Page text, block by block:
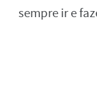
sempre ir e